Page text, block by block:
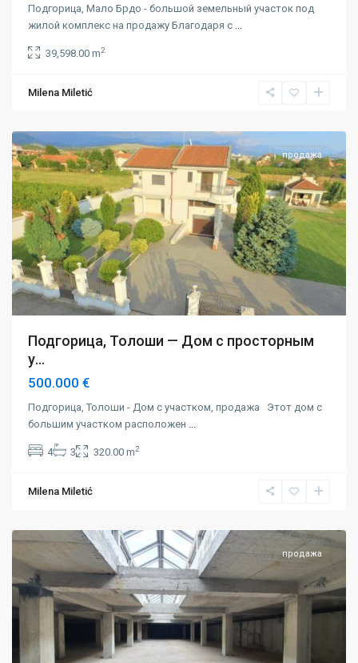
Подгорица, Мало Брдо - большой земельный участок под
жилой комплекс на продажу Благодаря с ...
39,598.00 m2
Milena Miletić
продажа
Подгорица, Толоши — Дом с просторным
у...
500.000 €
Подгорица, Толоши - Дом с участком, продажа Этот дом с
большим участком расположен ...
4 3 320.00 m2
Milena Miletić
продажа